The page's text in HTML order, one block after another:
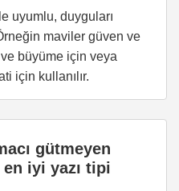
uyumlu, duyguları
maviler güven ve
büyüme için veya
için kullanılır.
gütmeyen
iyi yazı tipi